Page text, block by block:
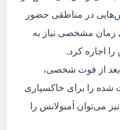
در مناطقی حضور
زمان مشخصی نیاز به
اجاره کرد.
بعد از فوت شخصی،
شده را برای خاکسپاری
می‌توان آمبولانس را